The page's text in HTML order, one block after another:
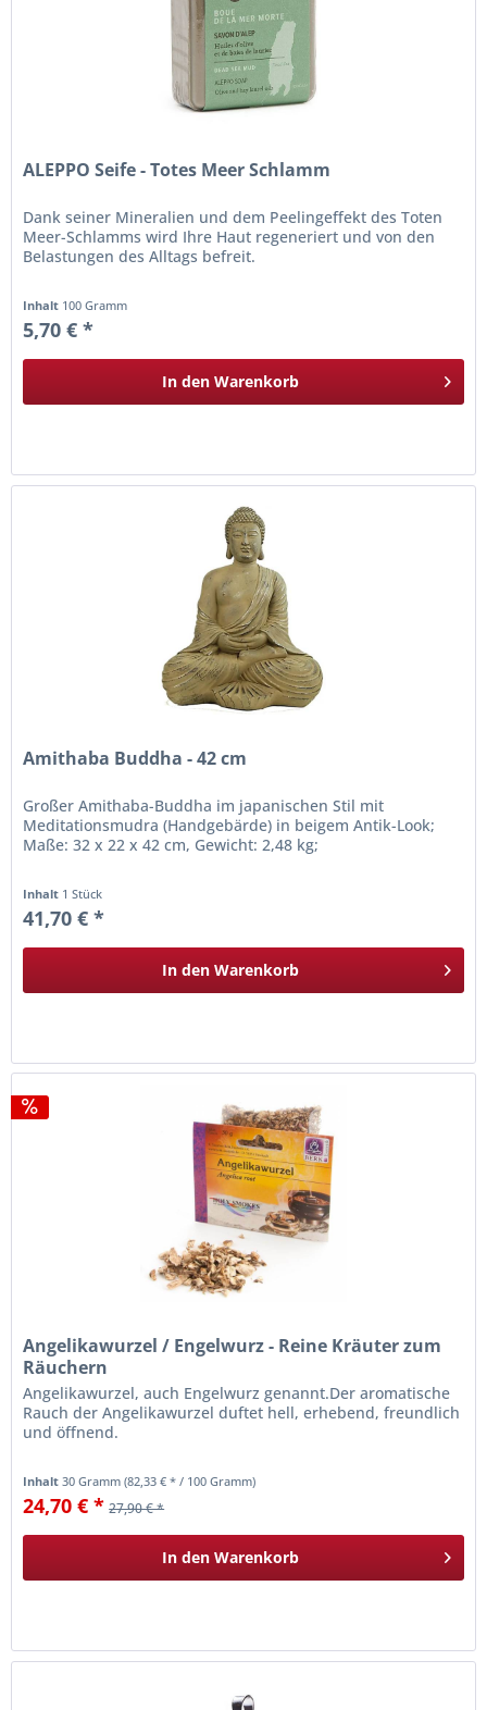
ALEPPO Seife - Totes Meer Schlamm
Dank seiner Mineralien und dem Peelingeffekt des Toten
Meer-Schlamms wird Ihre Haut regeneriert und von den
Belastungen des Alltags befreit.
Inhalt 100 Gramm
5,70 € *
In den Warenkorb
Amithaba Buddha - 42 cm
Großer Amithaba-Buddha im japanischen Stil mit
Meditationsmudra (Handgebärde) in beigem Antik-Look;
Maße: 32 x 22 x 42 cm, Gewicht: 2,48 kg;
Inhalt 1 Stück
41,70 € *
In den Warenkorb
Angelikawurzel / Engelwurz - Reine Kräuter zum
Räuchern
Angelikawurzel, auch Engelwurz genannt.Der aromatische
Rauch der Angelikawurzel duftet hell, erhebend, freundlich
und öffnend.
Inhalt30 Gramm(82,33 € * / 100 Gramm)
24,70 € * 27,90 € *
In den Warenkorb